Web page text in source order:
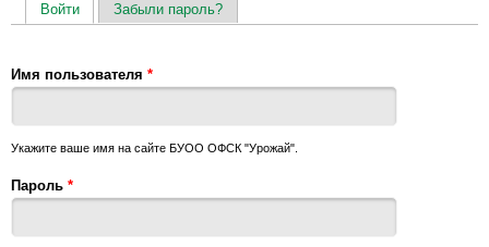
Войти(активная вкладка)
Забыли пароль?
Имя пользователя *
Укажите ваше имя на сайте БУОО ОФСК "Урожай".
Пароль *